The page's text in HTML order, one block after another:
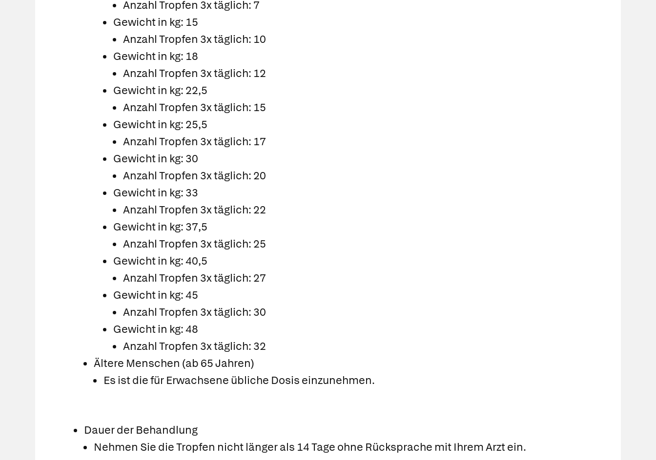
Anzahl Tropfen 3x täglich: 7
Gewicht in kg: 15
Anzahl Tropfen 3x täglich: 10
Gewicht in kg: 18
Anzahl Tropfen 3x täglich: 12
Gewicht in kg: 22,5
Anzahl Tropfen 3x täglich: 15
Gewicht in kg: 25,5
Anzahl Tropfen 3x täglich: 17
Gewicht in kg: 30
Anzahl Tropfen 3x täglich: 20
Gewicht in kg: 33
Anzahl Tropfen 3x täglich: 22
Gewicht in kg: 37,5
Anzahl Tropfen 3x täglich: 25
Gewicht in kg: 40,5
Anzahl Tropfen 3x täglich: 27
Gewicht in kg: 45
Anzahl Tropfen 3x täglich: 30
Gewicht in kg: 48
Anzahl Tropfen 3x täglich: 32
Ältere Menschen (ab 65 Jahren)
Es ist die für Erwachsene übliche Dosis einzunehmen.
Dauer der Behandlung
Nehmen Sie die Tropfen nicht länger als 14 Tage ohne Rücksprache mit Ihrem Arzt ein.